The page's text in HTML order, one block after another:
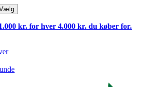
kr. for hver 4.000 kr. du køber for.